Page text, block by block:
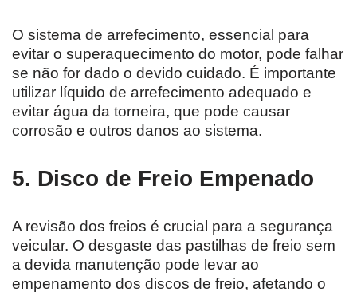
O sistema de arrefecimento, essencial para
evitar o superaquecimento do motor, pode falhar
se não for dado o devido cuidado. É importante
utilizar líquido de arrefecimento adequado e
evitar água da torneira, que pode causar
corrosão e outros danos ao sistema.
5. Disco de Freio Empenado
A revisão dos freios é crucial para a segurança
veicular. O desgaste das pastilhas de freio sem
a devida manutenção pode levar ao
empenamento dos discos de freio, afetando o